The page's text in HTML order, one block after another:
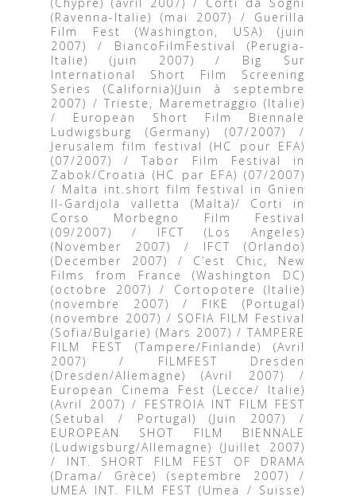
(Ravenna-Italie) (mai 2007) / Guerilla
Film Fest (Washington, USA) (juin
2007) / BiancoFilmFestival (Perugia-
Italie) (juin 2007) / Big Sur
International Short Film Screening
Series (California)(Juin à septembre
2007) / Trieste, Maremetraggio (Italie)
/ European Short Film Biennale
Ludwigsburg (Germany) (07/2007) /
Jerusalem film festival (HC pour EFA)
(07/2007) / Tabor Film Festival in
Zabok/Croatia (HC par EFA) (07/2007)
/ Malta int.short film festival in Gnien
Il-Gardjola valletta (Malta)/ Corti in
Corso Morbegno Film Festival
(09/2007) / IFCT (Los Angeles)
(November 2007) / IFCT (Orlando)
(December 2007) / C’est Chic, New
Films from France (Washington DC)
(octobre 2007) / Cortopotere (Italie)
(novembre 2007) / FIKE (Portugal)
(novembre 2007) / SOFIA FILM Festival
(Sofia/Bulgarie) (Mars 2007) / TAMPERE
FILM FEST (Tampere/Finlande) (Avril
2007) / FILMFEST Dresden
(Dresden/Allemagne) (Avril 2007) /
European Cinema Fest (Lecce/ Italie)
(Avril 2007) / FESTROIA INT FILM FEST
(Setubal / Portugal) (Juin 2007) /
EUROPEAN SHOT FILM BIENNALE
(Ludwigsburg/Allemagne) (Juillet 2007)
/ INT. SHORT FILM FEST OF DRAMA
(Drama/ Grèce) (septembre 2007) /
UMEA INT. FILM FEST (Umea / Suisse)